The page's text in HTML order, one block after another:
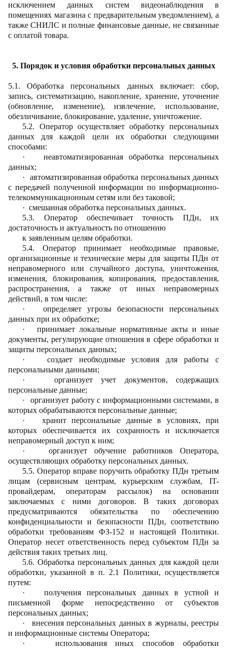
исключением данных систем видеонаблюдения в
помещениях магазина с предварительным уведомлением), а
также СНИЛС и полные финансовые данные, не связанные
с оплатой товара.
5. Порядок и условия обработки персональных данных
5.1. Обработка персональных данных включает: сбор,
запись, систематизацию, накопление, хранение, уточнение
(обновление, изменение), извлечение, использование,
обезличивание, блокирование, удаление, уничтожение.
5.2. Оператор осуществляет обработку персональных
данных для каждой цели их обработки следующими
способами:
·
неавтоматизированная обработка персональных
данных;
·
автоматизированная обработка персональных данных
с передачей полученной информации по информационно-
телекоммуникационным сетям или без таковой;
· смешанная обработка персональных данных.
5.3. Оператор обеспечивает точность ПДн, их
достаточность и актуальность по отношению
к заявленным целям обработки.
5.4. Оператор принимает необходимые правовые,
организационные и технические меры для защиты ПДн от
неправомерного или случайного доступа, уничтожения,
изменения, блокирования, копирования, предоставления,
распространения, а также от иных неправомерных
действий, в том числе:
·
определяет угрозы безопасности персональных
данных при их обработке;
·
принимает локальные нормативные акты и иные
документы, регулирующие отношения в сфере обработки и
защиты персональных данных;
·
создает необходимые условия для работы с
персональными данными;
·
организует учет документов, содержащих
персональные данные;
·
организует работу с информационными системами, в
которых обрабатываются персональные данные;
·
хранит персональные данные в условиях, при
которых обеспечивается их сохранность и исключается
неправомерный доступ к ним;
·
организует обучение работников Оператора,
осуществляющих обработку персональных данных.
5.5. Оператор вправе поручить обработку ПДн третьим
лицам (сервисным центрам, курьерским службам, IT-
провайдерам, операторам рассылок) на основании
заключаемых с ними договоров. В таких договорах
предусматриваются обязательства по обеспечению
конфиденциальности и безопасности ПДн, соответствию
обработки требованиям ФЗ-152 и настоящей Политики.
Оператор несет ответственность перед субъектом ПДн за
действия таких третьих лиц.
5.6. Обработка персональных данных для каждой цели
обработки, указанной в п. 2.1 Политики, осуществляется
путем:
·
получения персональных данных в устной и
письменной форме непосредственно от субъектов
персональных данных;
·
внесения персональных данных в журналы, реестры
и информационные системы Оператора;
·
использования иных способов обработки